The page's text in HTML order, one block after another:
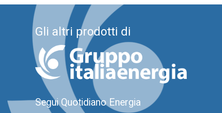
Gli altri prodotti di
Segui Quotidiano Energia